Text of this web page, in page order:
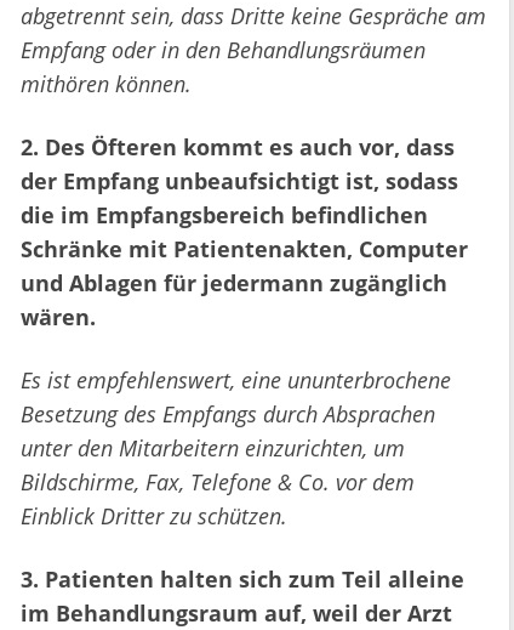
abgetrennt sein, dass Dritte keine Gespräche am
Empfang oder in den Behandlungsräumen
mithören können.
2. Des Öfteren kommt es auch vor, dass
der Empfang unbeaufsichtigt ist, sodass
die im Empfangsbereich befindlichen
Schränke mit Patientenakten, Computer
und Ablagen für jedermann zugänglich
wären.
Es ist empfehlenswert, eine ununterbrochene
Besetzung des Empfangs durch Absprachen
unter den Mitarbeitern einzurichten, um
Bildschirme, Fax, Telefone & Co. vor dem
Einblick Dritter zu schützen.
3. Patienten halten sich zum Teil alleine
im Behandlungsraum auf, weil der Arzt